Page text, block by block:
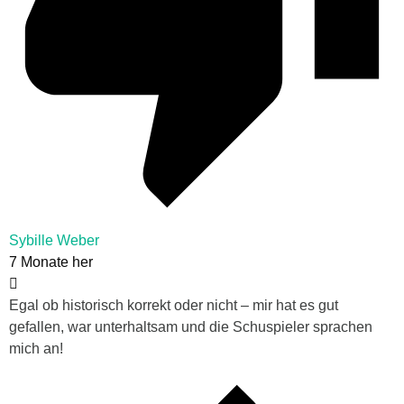
Sybille Weber
7 Monate her
Egal ob historisch korrekt oder nicht – mir hat es gut
gefallen, war unterhaltsam und die Schuspieler sprachen
mich an!